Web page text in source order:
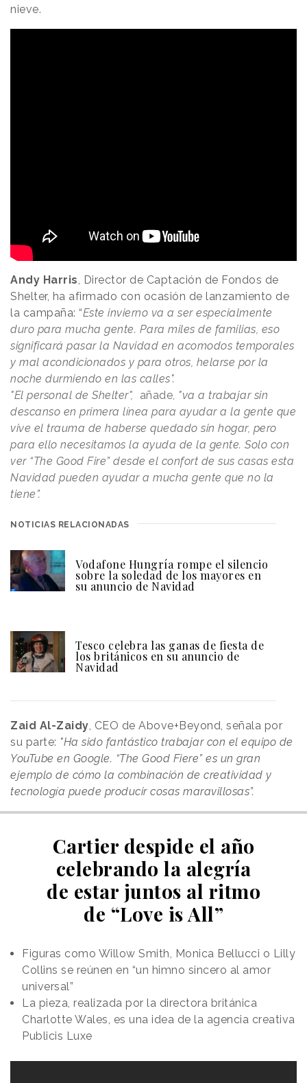
nieve.
Andy Harris, Director de Captación de Fondos de
Shelter, ha afirmado con ocasión de lanzamiento de
la campaña: “Este invierno va a ser especialmente
duro para mucha gente. Para miles de familias, eso
significará pasar la Navidad en acomodos temporales
y mal acondicionados y para otros, helarse por la
noche durmiendo en las calles".
"El personal de Shelter", añade, "va a trabajar sin
descanso en primera línea para ayudar a la gente que
vive el trauma de haberse quedado sin hogar, pero
para ello necesitamos la ayuda de la gente. Solo con
ver “The Good Fire” desde el confort de sus casas esta
Navidad pueden ayudar a mucha gente que no la
tiene”.
NOTICIAS RELACIONADAS
Vodafone Hungría rompe el silencio
sobre la soledad de los mayores en
su anuncio de Navidad
Tesco celebra las ganas de fiesta de
los británicos en su anuncio de
Navidad
Zaid Al-Zaidy, CEO de Above+Beyond, señala por
su parte: "Ha sido fantástico trabajar con el equipo de
YouTube en Google. “The Good Fiere” es un gran
ejemplo de cómo la combinación de creatividad y
tecnología puede producir cosas maravillosas”.
Cartier despide el año
celebrando la alegría
de estar juntos al ritmo
de “Love is All”
Figuras como Willow Smith, Monica Bellucci o Lilly
Collins se reúnen en “un himno sincero al amor
universal”
La pieza, realizada por la directora británica
Charlotte Wales, es una idea de la agencia creativa
Publicis Luxe